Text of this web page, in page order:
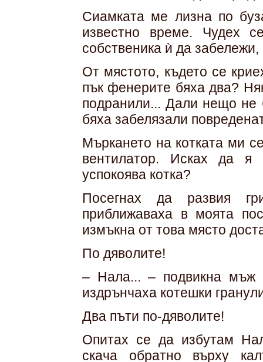
Сиамката ме лизна по
известно време. Чудех
собственика ѝ да забележи,
От мястото, където се
пък фенерите бяха два?
подранили... Дали нещо не
бяха забелязали
Мъркането на котката ми
вентилатор. Исках да
успокоява котка?
Посегнах да развия
приближаваха в моята
измъкна от това място
По дяволите!
– Нала... – подвикна мъж
издрънчаха котешки
Два пъти по-дяволите!
Опитах се да избутам
скача обратно върху